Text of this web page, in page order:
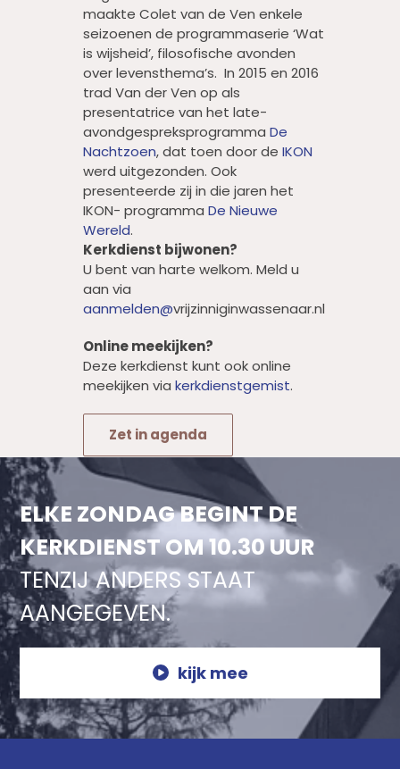
maakte Colet van de Ven enkele
seizoenen de programmaserie ‘Wat
is wijsheid’, filosofische avonden
over levensthema’s. In 2015 en 2016
trad Van der Ven op als
presentatrice van het late-
avondgespreksprogramma De
Nachtzoen, dat toen door de IKON
werd uitgezonden. Ook
presenteerde zij in die jaren het
IKON- programma De Nieuwe
Wereld.
Kerkdienst bijwonen?
U bent van harte welkom. Meld u
aan via
aanmelden@vrijzinniginwassenaar.nl
Online meekijken?
Deze kerkdienst kunt ook online
meekijken via kerkdienstgemist.
Zet in agenda
ELKE ZONDAG BEGINT DE
KERKDIENST OM 10.30 UUR
TENZIJ ANDERS STAAT
AANGEGEVEN.
kijk mee